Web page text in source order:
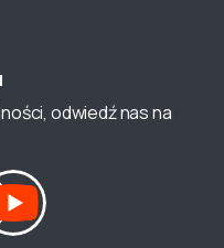
odwiedź nas na